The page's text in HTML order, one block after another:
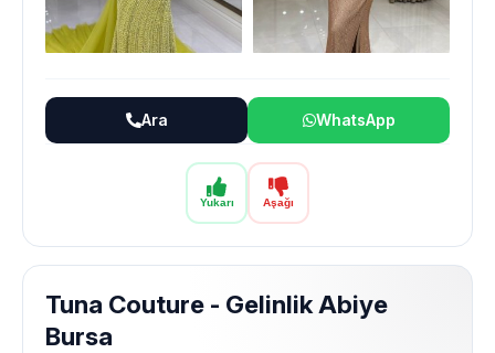
Yukarı Aşağı
Ara WhatsApp
Tuna Couture - Gelinlik Abiye
Bursa